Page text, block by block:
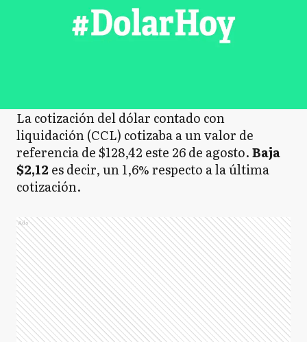
La cotización del dólar contado con
liquidación (CCL) cotizaba a un valor de
referencia de $128,42 este 26 de agosto.Baja
$2,12es decir, un 1,6% respecto a la última
cotización.
Ads